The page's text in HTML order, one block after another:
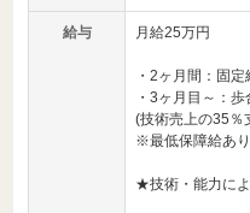
給与 月給25万円
・2ヶ月間：固定
・3ヶ月目～：
(技術売上の35％
※最低保障給あ
★技術・能力に